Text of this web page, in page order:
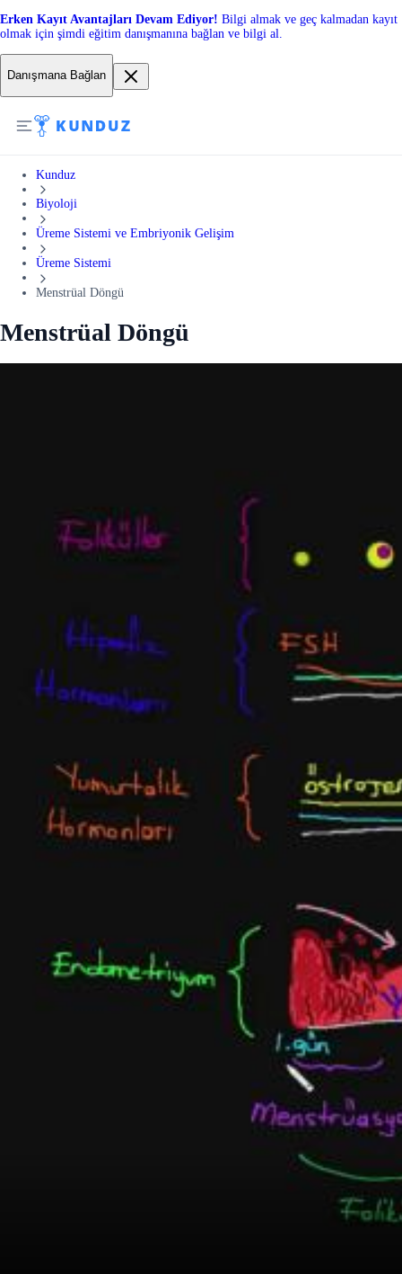
Erken Kayıt Avantajları Devam Ediyor! Bilgi almak ve geç kalmadan kayıt
olmak için şimdi eğitim danışmanına bağlan ve bilgi al.
Danışmana Bağlan
Kunduz
Biyoloji
Üreme Sistemi ve Embriyonik Gelişim
Üreme Sistemi
Menstrüal Döngü
Menstrüal Döngü